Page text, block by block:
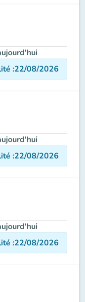
:22/08/2026
:22/08/2026
:22/08/2026